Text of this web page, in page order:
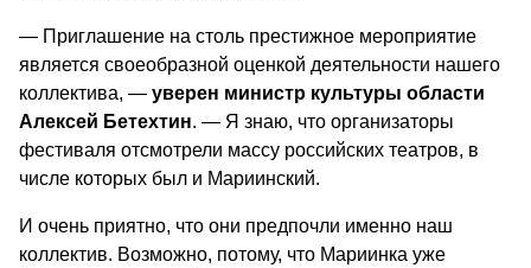
— Приглашение на столь престижное мероприятие
является своеобразной оценкой деятельности нашего
коллектива, — уверен министр культуры области
Алексей Бетехтин. — Я знаю, что организаторы
фестиваля отсмотрели массу российских театров, в
числе которых был и Мариинский.
И очень приятно, что они предпочли именно наш
коллектив. Возможно, потому, что Мариинка уже